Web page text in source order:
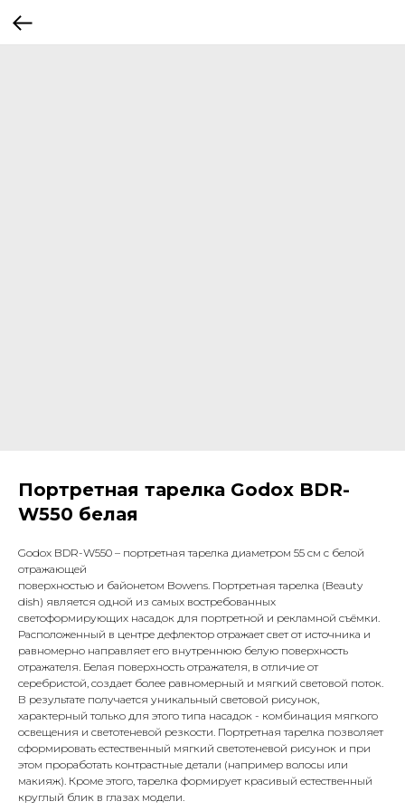
Портретная тарелка Godox BDR-
W550 белая
Godox BDR-W550 – портретная тарелка диаметром 55 см с белой
отражающей
поверхностью и байонетом Bowens. Портретная тарелка (Beauty
dish) является одной из самых востребованных
светоформирующих насадок для портретной и рекламной съёмки.
Расположенный в центре дефлектор отражает свет от источника и
равномерно направляет его внутреннюю белую поверхность
отражателя. Белая поверхность отражателя, в отличие от
серебристой, создает более равномерный и мягкий световой поток.
В результате получается уникальный световой рисунок,
характерный только для этого типа насадок - комбинация мягкого
освещения и светотеневой резкости. Портретная тарелка позволяет
сформировать естественный мягкий светотеневой рисунок и при
этом проработать контрастные детали (например волосы или
макияж). Кроме этого, тарелка формирует красивый естественный
круглый блик в глазах модели.